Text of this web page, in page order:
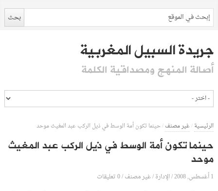
جريدة السبيل المغربية
أصالة المنهج ومصداقية الكلمة
الرئيسية/غير مصنف/حينما تكون أمة الوسط في ذيل الركب عبد المغيث موحد
حينما تكون أمة الوسط في ذيل الركب عبد المغيث
موحد
1 أغسطس, 2008 /الإدارة/غير مصنف/0 تعليقات